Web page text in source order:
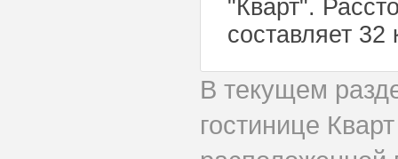
"Кварт".
составляет 32
В текущем
гостинице